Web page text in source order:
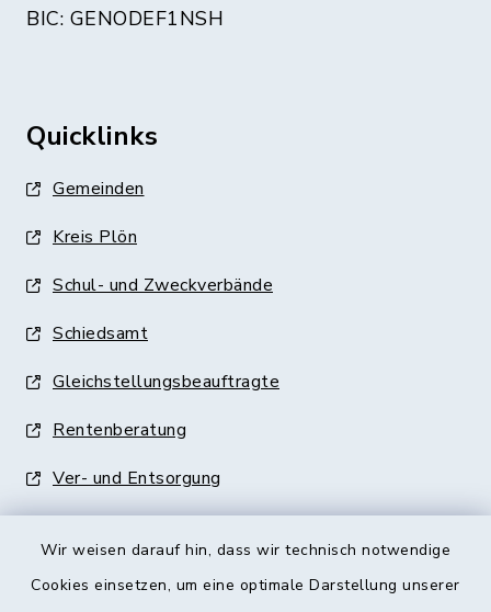
Wir weisen darauf hin, dass wir technisch notwendige
Cookies einsetzen, um eine optimale Darstellung unserer
BIC: GENODEF1NSH
Quicklinks
Gemeinden
Kreis Plön
Schul- und Zweckverbände
Schiedsamt
Gleichstellungsbeauftragte
Rentenberatung
Ver- und Entsorgung